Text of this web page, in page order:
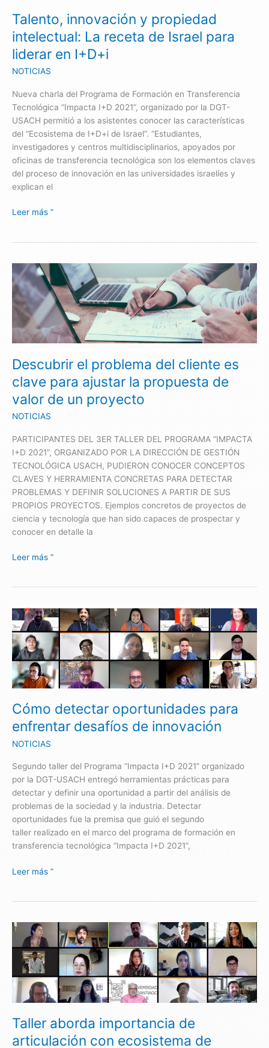
Talento, innovación y propiedad
intelectual: La receta de Israel para
liderar en I+D+i
NOTICIAS
Nueva charla del Programa de Formación en Transferencia
Tecnológica “Impacta I+D 2021”, organizado por la DGT-
USACH permitió a los asistentes conocer las características
del “Ecosistema de I+D+i de Israel”. “Estudiantes,
investigadores y centros multidisciplinarios, apoyados por
oficinas de transferencia tecnológica son los elementos claves
del proceso de innovación en las universidades israelíes y
explican el
de
Israel
para
liderar
en
Leer más ”
Descubrir el problema del cliente es
clave para ajustar la propuesta de
valor de un proyecto
NOTICIAS
PARTICIPANTES DEL 3ER TALLER DEL PROGRAMA “IMPACTA
I+D 2021”, ORGANIZADO POR LA DIRECCIÓN DE GESTIÓN
TECNOLÓGICA USACH, PUDIERON CONOCER CONCEPTOS
CLAVES Y HERRAMIENTA CONCRETAS PARA DETECTAR
PROBLEMAS Y DEFINIR SOLUCIONES A PARTIR DE SUS
PROPIOS PROYECTOS. Ejemplos concretos de proyectos de
ciencia y tecnología que han sido capaces de prospectar y
conocer en detalle la
Descubrir
el
problema
del
cliente
para
ajustar
la
propuesta
de
de
un
proyecto
Leer más ”
Cómo detectar oportunidades para
enfrentar desafíos de innovación
NOTICIAS
Segundo taller del Programa “Impacta I+D 2021” organizado
por la DGT-USACH entregó herramientas prácticas para
detectar y definir una oportunidad a partir del análisis de
problemas de la sociedad y la industria. Detectar
oportunidades fue la premisa que guió el segundo
taller realizado en el marco del programa de formación en
transferencia tecnológica “Impacta I+D 2021”,
Cómo
detectar
oportunidades
para
enfrentar
desafíos
innovación
Leer más ”
Taller aborda importancia de
articulación con ecosistema de
Taller
aborda
importancia
articulación
con
de
investigación,